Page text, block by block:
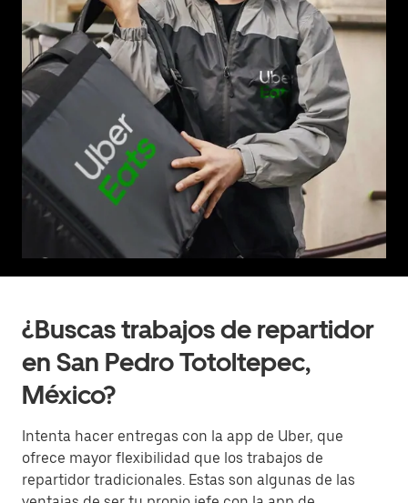
¿Buscas trabajos de repartidor
en San Pedro Totoltepec,
México?
Intenta hacer entregas con la app de Uber, que
ofrece mayor flexibilidad que los trabajos de
repartidor tradicionales. Estas son algunas de las